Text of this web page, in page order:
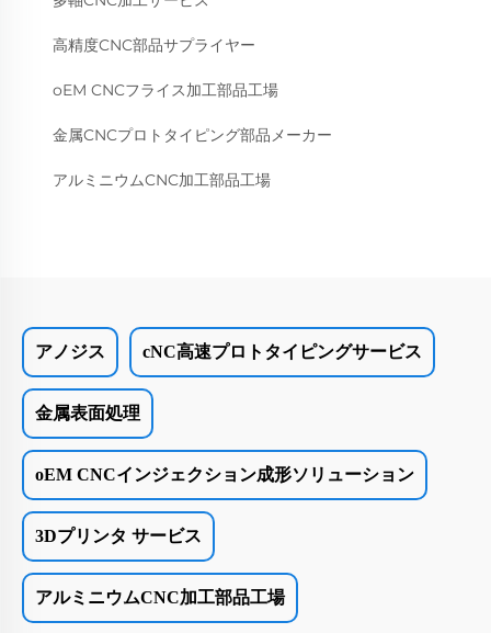
高精度CNC部品サプライヤー
oEM CNCフライス加工部品工場
金属CNCプロトタイピング部品メーカー
アルミニウムCNC加工部品工場
アノジス cNC高速プロトタイピングサービス
金属表面処理
oEM CNCインジェクション成形ソリューション
3Dプリンタ サービス
アルミニウムCNC加工部品工場